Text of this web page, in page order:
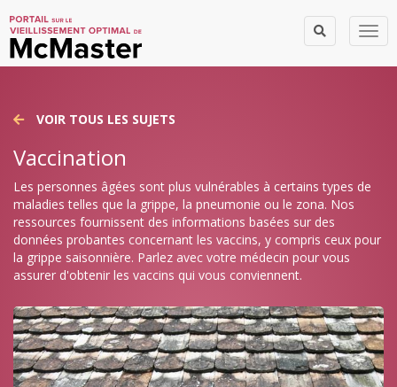
VOIR TOUS LES SUJETS
Vaccination
Les personnes âgées sont plus vulnérables à certains types de
maladies telles que la grippe, la pneumonie ou le zona. Nos
ressources fournissent des informations basées sur des
données probantes concernant les vaccins, y compris ceux pour
la grippe saisonnière. Parlez avec votre médecin pour vous
assurer d'obtenir les vaccins qui vous conviennent.